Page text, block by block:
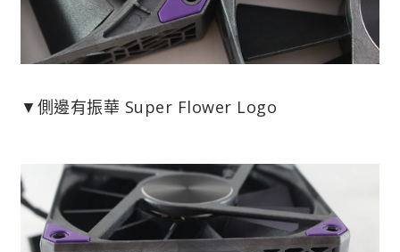
▼側邊有振華 Super Flower Logo